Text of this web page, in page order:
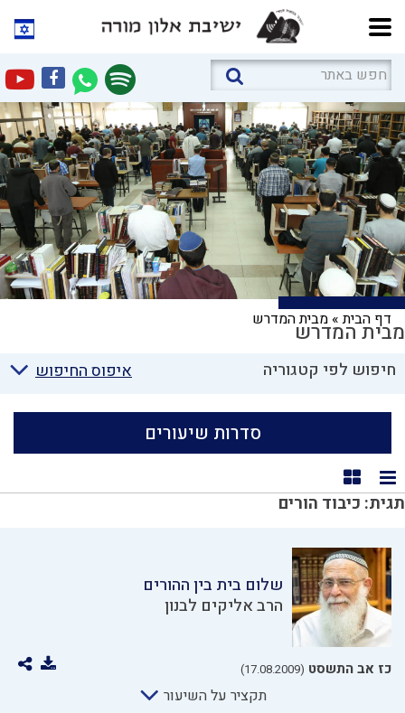
דף הבית» מבית המדרשמבית המדרש
איפוס החיפוש חיפוש לפי קטגוריה
סדרות שיעורים
תצוגת רשימה
תצוגת קוביות
תגית: כיבוד הורים
שלום בית בין ההורים
הרב אליקים לבנון
כז אב התשסט (17.08.2009)
תקציר על השיעור